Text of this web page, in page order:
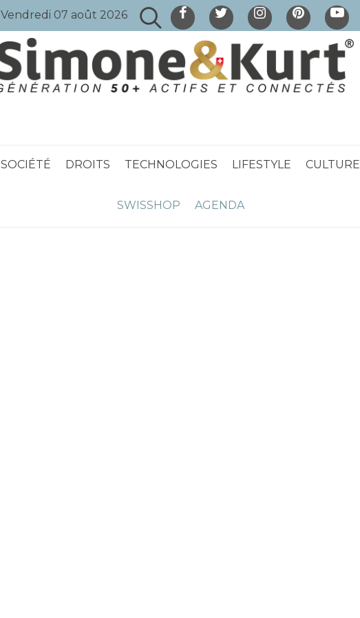
Vendredi 07 août 2026
SOCIÉTÉ DROITS TECHNOLOGIES LIFESTYLE CULTURE
SWISSHOP AGENDA